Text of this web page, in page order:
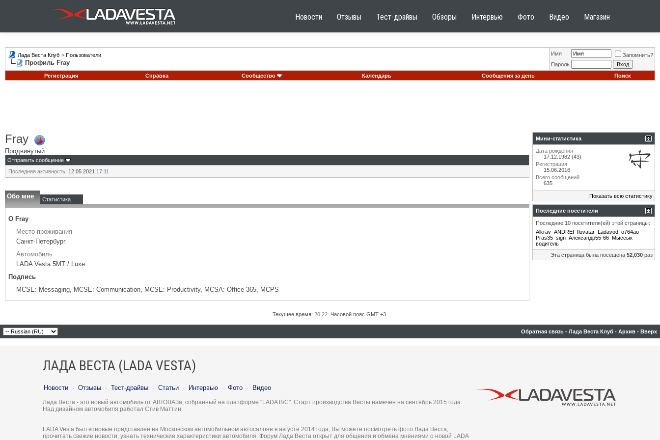
Новости Отзывы Тест-драйвы Обзоры Интервью Фото Видео Магазин
Лада Веста Клуб > Пользователи
Профиль Fray
Имя
Запомнить?
Пароль
Регистрация
Справка Сообщество Календарь Сообщения за день Поиск
Fray
Продвинутый
Отправить сообщение
Последняя активность: 12.05.2021 17:11
Обо мне Статистика
О Fray
Место проживания
Санкт-Петербург
Автомобиль
LADA Vesta 5МТ / Luxe
Подпись
MCSE: Messaging, MCSE: Communication, MCSE: Productivity, MCSA: Office 365, MCPS
Мини-статистика
Дата рождения
17.12.1982 (43)
Регистрация
15.06.2016
Всего сообщений
635
Показать всю статистику
Последние посетители
Последние 10 посетителя(ей) этой страницы:
Alkrav ANDREI Iluvatar Ladavod o764ao
Pras35 sign Александр55-66 Мыссык
водитель
Эта страница была посещена 52,030 раз
Текущее время: 20:22 . Часовой пояс GMT +3.
Обратная связь - Лада Веста Клуб - Архив - Вверх
ЛАДА ВЕСТА (LADA VESTA)
Новости · Отзывы · Тест-драйвы · Статьи · Интервью · Фото · Видео
Лада Веста - это новый автомобиль от АВТОВАЗа, собранный на платформе "LADA B/C". Старт производства Весты намечен на сентябрь 2015 года.
Над дизайном автомобиля работал Стив Маттин.
LADA Vesta был впервые представлен на Московском автомобильном автосалоне в августе 2014 года, Вы можете посмотреть фото Лада Веста,
прочитать свежие новости, узнать технические характеристики автомобиля. Форум Лада Веста открыт для общения и обмена мнениями о новой LADA